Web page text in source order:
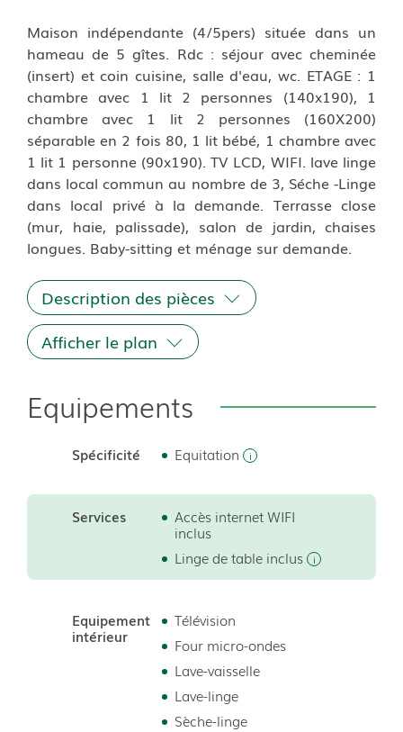
Maison indépendante (4/5pers) située dans un
hameau de 5 gîtes. Rdc : séjour avec cheminée
(insert) et coin cuisine, salle d'eau, wc. ETAGE : 1
chambre avec 1 lit 2 personnes (140x190), 1
chambre avec 1 lit 2 personnes (160X200)
séparable en 2 fois 80, 1 lit bébé, 1 chambre avec
1 lit 1 personne (90x190). TV LCD, WIFI. lave linge
dans local commun au nombre de 3, Séche -Linge
dans local privé à la demande. Terrasse close
(mur, haie, palissade), salon de jardin, chaises
longues. Baby-sitting et ménage sur demande.
Description des pièces
Afficher le plan
Equipements
Spécificité Equitation
Services
Accès internet WIFI
inclus
Linge de table inclus
Equipement
intérieur
Télévision
Four micro-ondes
Lave-vaisselle
Lave-linge
Sèche-linge